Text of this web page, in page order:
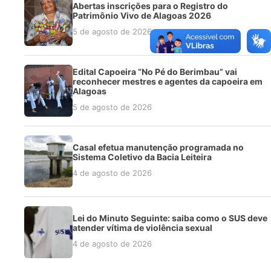
Abertas inscrições para o Registro do
Patrimônio Vivo de Alagoas 2026
5 de agosto de 2026
Edital Capoeira “No Pé do Berimbau” vai
reconhecer mestres e agentes da capoeira em
Alagoas
5 de agosto de 2026
Casal efetua manutenção programada no
Sistema Coletivo da Bacia Leiteira
4 de agosto de 2026
Lei do Minuto Seguinte: saiba como o SUS deve
atender vítima de violência sexual
4 de agosto de 2026